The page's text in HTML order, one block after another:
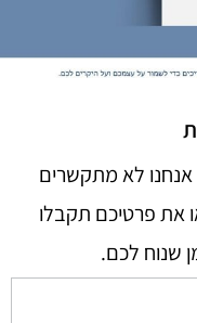
לא מתקשרים
את פרטיכם תקבלו
שנוח לכם.​